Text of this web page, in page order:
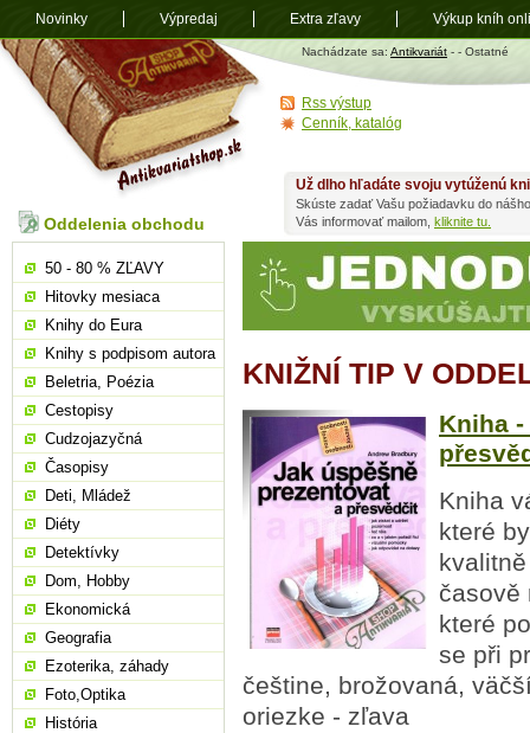
Antikvariát
shop.sk
Nachádzate sa: Antikvariát - - Ostatné
KNIŽNÍ TIP V
Kniha
Kniha
které
časově
které
se při
češtine, brožovaná,
oriezke - zľava
Už dlho hľadáte svoju vytúženú
Skúste zadať Vašu požiadavku do
Vás informovať mailom, kliknite tu.
Oddelenia obchodu
50 - 80 % ZĽAVY
Hitovky mesiaca
Knihy do Eura
Knihy s podpisom autora
Beletria, Poézia
Cestopisy
Cudzojazyčná
Časopisy
Deti, Mládež
Diéty
Detektívky
Dom, Hobby
Ekonomická
Geografia
Ezoterika, záhady
Foto,Optika
História
Rss výstup
Cenník, katalóg
Novinky Výpredaj Extra zľavy Výkup kníh